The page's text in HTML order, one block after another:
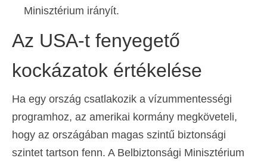
Minisztérium irányít.
Az USA-t fenyegető
kockázatok értékelése
Ha egy ország csatlakozik a vízummentességi
programhoz, az amerikai kormány megköveteli,
hogy az országában magas szintű biztonsági
szintet tartson fenn. A Belbiztonsági Minisztérium